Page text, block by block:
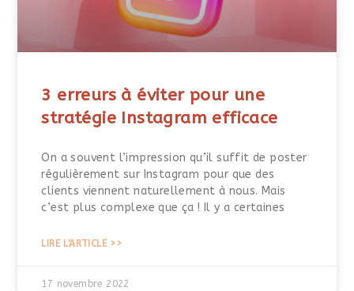
3 erreurs à éviter pour une
stratégie Instagram efficace
On a souvent l’impression qu’il suffit de poster
régulièrement sur Instagram pour que des
clients viennent naturellement à nous. Mais
c’est plus complexe que ça ! Il y a certaines
LIRE L'ARTICLE >>
17 novembre 2022